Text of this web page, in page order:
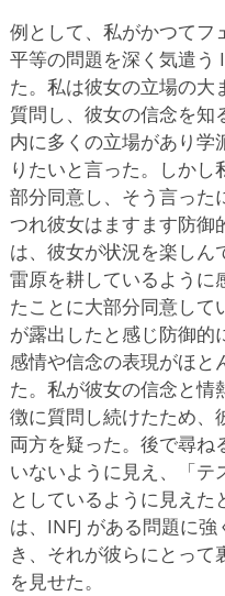
例として、私がかつてフ
平等の問題を深く気遣う
た。私は彼女の立場の大
質問し、彼女の信念を知
内に多くの立場があり学
りたいと言った。しか
部分同意し、そう言った
つれ彼女はますます防御
は、彼女が状況を楽しん
雷原を耕しているように
たことに大部分同意して
が露出したと感じ防御的
感情や信念の表現がほと
た。私が彼女の信念と情
徴に質問し続けたため、
両方を疑った。後で尋ね
いないように見え、「テ
としているように見えた
は、INFJ がある問題に
き、それが彼らにとって
を見せた。